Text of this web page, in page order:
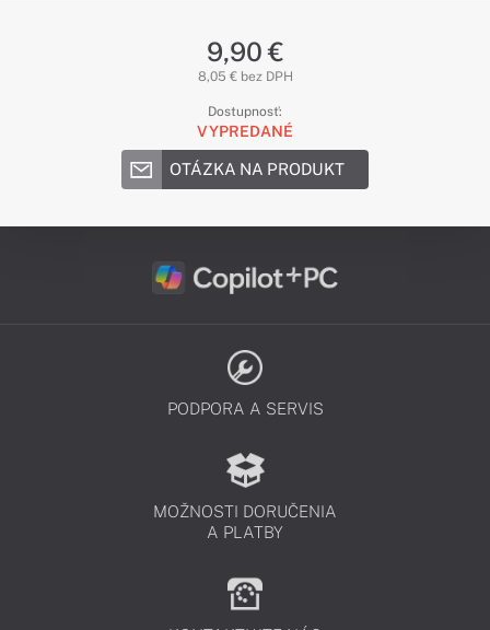
9,90 €
8,05 € bez DPH
Dostupnosť:
VYPREDANÉ
OTÁZKA NA PRODUKT
PODPORA A SERVIS
MOŽNOSTI DORUČENIA
A PLATBY